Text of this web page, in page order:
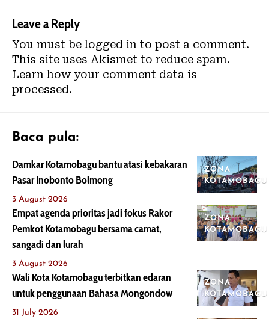
Leave a Reply
You must be logged in to post a comment.
This site uses Akismet to reduce spam.
Learn how your comment data is
processed.
Baca pula:
ZONA
KOTAMOBAGU
Damkar Kotamobagu bantu atasi kebakaran
Pasar Inobonto Bolmong
3 August 2026
ZONA
KOTAMOBAGU
Empat agenda prioritas jadi fokus Rakor
Pemkot Kotamobagu bersama camat,
sangadi dan lurah
3 August 2026
ZONA
KOTAMOBAGU
Wali Kota Kotamobagu terbitkan edaran
untuk penggunaan Bahasa Mongondow
31 July 2026